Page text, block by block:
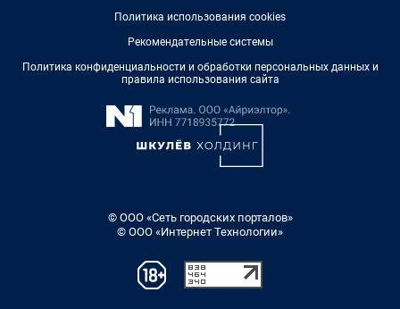
Политика использования cookies
Рекомендательные системы
Политика конфиденциальности и обработки персональных данных и
правила использования сайта
© ООО «Сеть городских порталов»
© ООО «Интернет Технологии»